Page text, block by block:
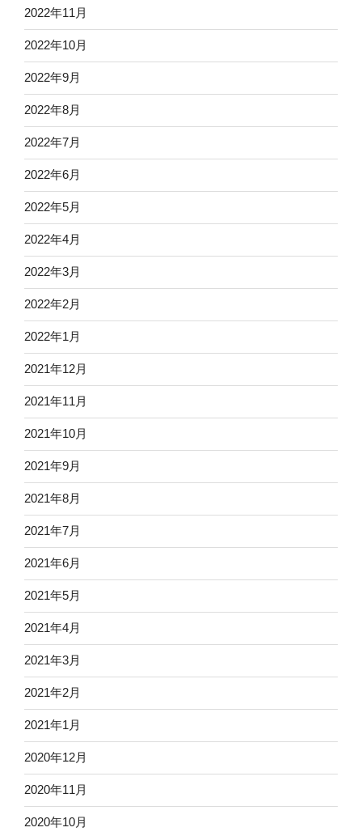
2022年11月
2022年10月
2022年9月
2022年8月
2022年7月
2022年6月
2022年5月
2022年4月
2022年3月
2022年2月
2022年1月
2021年12月
2021年11月
2021年10月
2021年9月
2021年8月
2021年7月
2021年6月
2021年5月
2021年4月
2021年3月
2021年2月
2021年1月
2020年12月
2020年11月
2020年10月